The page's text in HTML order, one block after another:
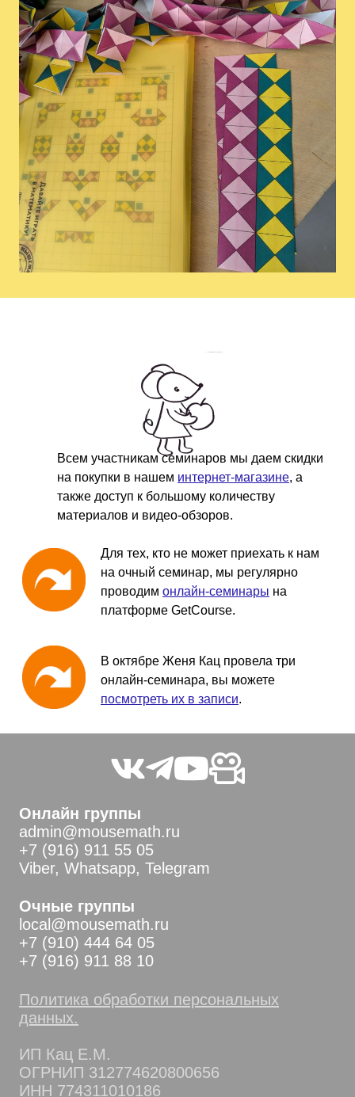
Всем участникам семинаров мы даем скидки
на покупки в нашем интернет-магазине, а
также доступ к большому количеству
материалов и видео-обзоров.
Для тех, кто не может приехать к нам
на очный семинар, мы регулярно
проводим онлайн-семинары на
платформе GetCourse.
В октябре Женя Кац провела три
онлайн-семинара, вы можете
посмотреть их в записи.
Онлайн группы
admin@mousemath.ru
+7 (916) 911 55 05
Viber, Whatsapp, Telegram
Очные группы
local@mousemath.ru
+7 (910) 444 64 05
+7 (916) 911 88 10
Политика обработки персональных
данных.
ИП Кац Е.М.
ОГРНИП 312774620800656
ИНН 774311010186